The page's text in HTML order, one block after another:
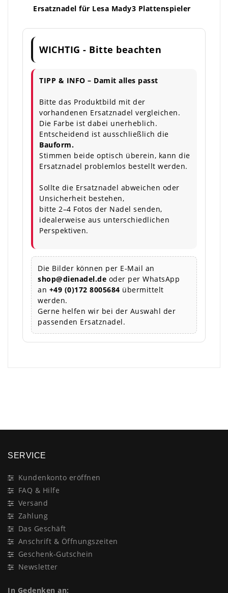
Ersatznadel für Lesa Mady3 Plattenspieler
WICHTIG - Bitte beachten
TIPP & INFO – Damit alles passt
Bitte das Produktbild mit der
vorhandenen Ersatznadel vergleichen.
Die Farbe ist dabei unerheblich.
Entscheidend ist ausschließlich die
Bauform.
Stimmen beide optisch überein, kann die
Ersatznadel problemlos bestellt werden.
Sollte die Ersatznadel abweichen oder
Unsicherheit bestehen,
bitte 2–4 Fotos der Nadel senden,
idealerweise aus unterschiedlichen
Perspektiven.
Die Bilder können per E-Mail an
shop@dienadel.de oder per WhatsApp
an +49 (0)172 8005684 übermittelt
werden.
Gerne helfen wir bei der Auswahl der
passenden Ersatznadel.
SERVICE
Kundenkonto eröffnen
FAQ & Hilfe
Versand
Zahlung
Das Geschäft
Anschrift & Öffnungszeiten
Geschenk-Gutschein
Newsletter
In Gedenken an: